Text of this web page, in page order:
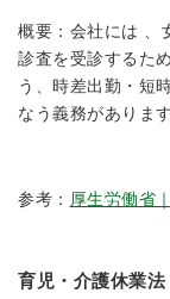
概要：会社には 、
診査を受診するた
う、時差出勤・短
なう義務があります
参考： 厚生労働省
育児・介護休業法